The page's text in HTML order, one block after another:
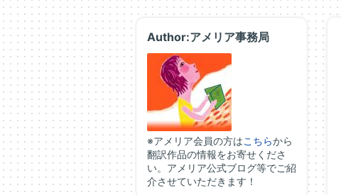
Author:アメリア事務局
※アメリア会員の方はこちらから
翻訳作品の情報をお寄せくださ
い。アメリア公式ブログ等でご紹
介させていただきます！